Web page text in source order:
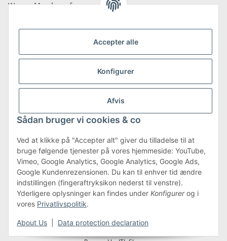
Accepter alle
Konfigurer
Afvis
Sådan bruger vi cookies & co
Ved at klikke på "Accepter alt" giver du tilladelse til at
bruge følgende tjenester på vores hjemmeside: YouTube,
Vimeo, Google Analytics, Google Analytics, Google Ads,
Google Kundenrezensionen. Du kan til enhver tid ændre
indstillingen (fingeraftryksikon nederst til venstre).
Yderligere oplysninger kan findes under Konfigurerog i
vores Privatlivspolitik.
About Us Data protection declaration
We are Member of
more about Shipping & Returns
Terms & Conditions
#global.withdrawalForm#
* Alle priser er inkl. moms.plus